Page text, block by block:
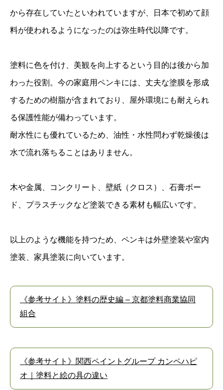
から存在していたといわれていますが、日本で初めて顔
料が使われるようになったのは弥生時代以降です。
塗料に色を付け、美観を向上するという目的は後から加
わった役割。今の家庭用ペンキには、丈夫な塗膜を形成
するための樹脂が含まれており、屋外環境にも耐えられ
る保護性能が備わっています。
耐水性にも優れているため、油性・水性問わず乾燥後は
水で流れ落ちることはありません。
木や金属、コンクリート、壁紙（クロス）、石膏ボー
ド、プラスチックなど塗装できる素材も幅広いです。
以上のような機能を持つため、ペンキは外壁塗装や室内
塗装、家具塗装に向いています。
《参考サイト》塗料の歴史編 – 京都塗料商業協同
組合
《参考サイト》関西ペイントグループ カンペハピ
オ｜塗料と絵の具の違い